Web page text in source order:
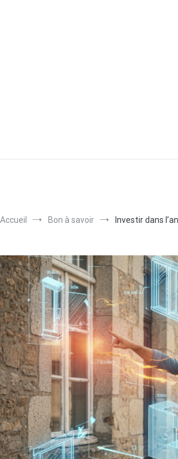
Accueil Bon à savoir Investir dans